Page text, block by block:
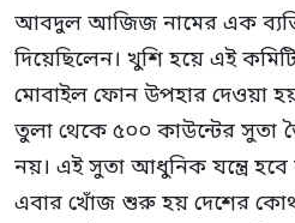
আবদুল আজিজ নামের এক ব্যক্তি
দিয়েছিলেন। খুশি হয়ে এই
মোবাইল ফোন উপহার দেওয়া
তুলা থেকে ৫০০ কাউন্টের সুতা
নয়। এই সুতা আধুনিক যন্ত্রে
এবার খোঁজ শুরু হয় দেশের